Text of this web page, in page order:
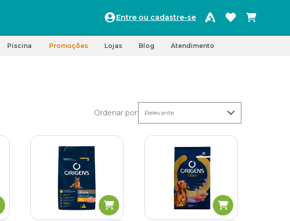
Entre ou cadastre-se
Piscina Promoções Lojas Blog Atendimento
Ordenar por: